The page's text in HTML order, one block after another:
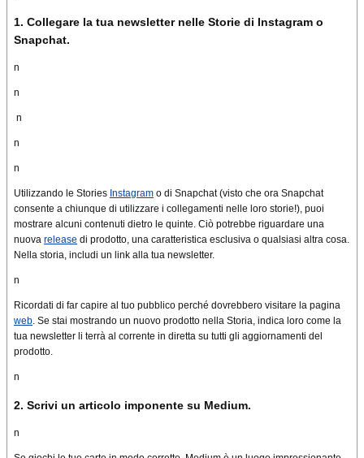
1. Collegare la tua newsletter nelle Storie di Instagram o
Snapchat.
n
n
n
n
n
Utilizzando le Stories Instagram o di Snapchat (visto che ora Snapchat
consente a chiunque di utilizzare i collegamenti nelle loro storie!), puoi
mostrare alcuni contenuti dietro le quinte. Ciò potrebbe riguardare una
nuova release di prodotto, una caratteristica esclusiva o qualsiasi altra cosa.
Nella storia, includi un link alla tua newsletter.
n
Ricordati di far capire al tuo pubblico perché dovrebbero visitare la pagina
web Se stai mostrando un nuovo prodotto nella Storia, indica loro come la
tua newsletter li terrà al corrente in diretta su tutti gli aggiornamenti del
prodotto.
n
2. Scrivi un articolo imponente su Medium.
n